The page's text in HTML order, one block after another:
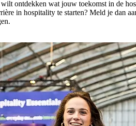
ontdekken wat jouw toekomst in de
in hospitality te starten? Meld je dan